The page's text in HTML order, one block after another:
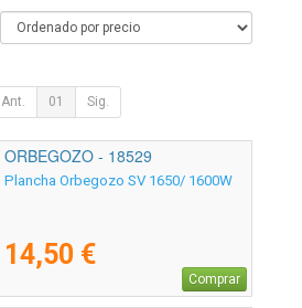
Ant. 01 Sig.
ORBEGOZO - 18529
Plancha Orbegozo SV 1650/ 1600W
14,50 €
Comprar